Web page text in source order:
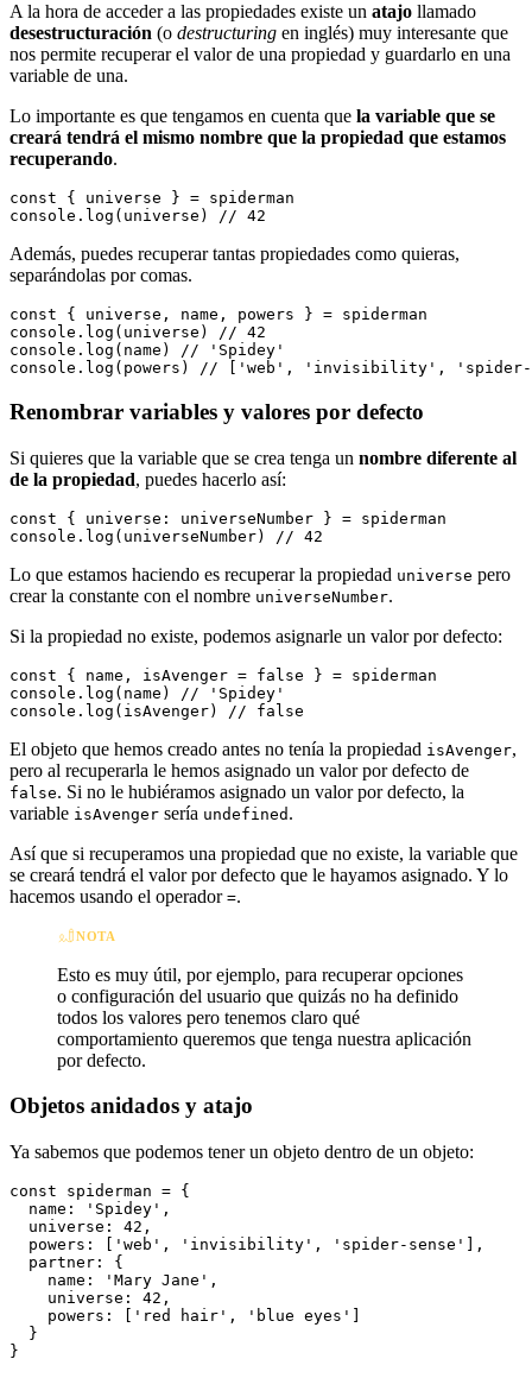
A la hora de acceder a las propiedades existe un atajo llamado
desestructuración (o destructuring en inglés) muy interesante que
nos permite recuperar el valor de una propiedad y guardarlo en una
variable de una.
Lo importante es que tengamos en cuenta que la variable que se
creará tendrá el mismo nombre que la propiedad que estamos
recuperando.
const { universe } = spiderman
Además, puedes recuperar tantas propiedades como quieras,
separándolas por comas.
const { universe, name, powers } = spiderman
console.log(universe) // 42
console.log(name) // 'Spidey'
Renombrar variables y valores por defecto
Si quieres que la variable que se crea tenga un nombre diferente al
de la propiedad, puedes hacerlo así:
const { universe: universeNumber } = spiderman
Lo que estamos haciendo es recuperar la propiedad universe pero
crear la constante con el nombre universeNumber.
Si la propiedad no existe, podemos asignarle un valor por defecto:
const { name, isAvenger = false } = spiderman
console.log(name) // 'Spidey'
El objeto que hemos creado antes no tenía la propiedad isAvenger,
pero al recuperarla le hemos asignado un valor por defecto de
false. Si no le hubiéramos asignado un valor por defecto, la
variable isAvenger sería undefined .
Así que si recuperamos una propiedad que no existe, la variable que
se creará tendrá el valor por defecto que le hayamos asignado. Y lo
hacemos usando el operador =.
NOTA
Esto es muy útil, por ejemplo, para recuperar opciones
o configuración del usuario que quizás no ha definido
todos los valores pero tenemos claro qué
comportamiento queremos que tenga nuestra aplicación
por defecto.
Objetos anidados y atajo
Ya sabemos que podemos tener un objeto dentro de un objeto:
const spiderman = {
  name: 'Spidey',
  universe: 42,
  powers: ['web', 'invisibility', 'spider-sense'],
  partner: {
    name: 'Mary Jane',
    universe: 42,
    powers: ['red hair', 'blue eyes']
  }